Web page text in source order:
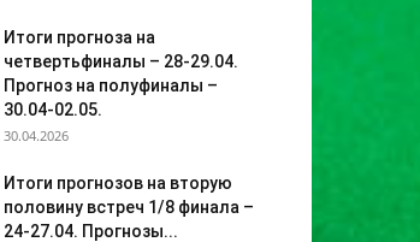
Итоги прогноза на
четвертьфиналы – 28-29.04.
Прогноз на полуфиналы –
30.04-02.05.
30.04.2026
Итоги прогнозов на вторую
половину встреч 1/8 финала –
24-27.04. Прогнозы...